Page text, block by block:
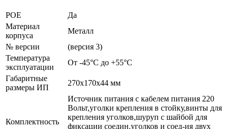
POE
Да
Материал
корпуса
Металл
№ версии
(версия 3)
Температура
эксплуатации
От -45°C до +55°C
Габаритные
размеры ИП
270x170x44 мм
Комплектность
Источник питания с кабелем питания 220
Вольт,уголки крепления в стойку,винты для
крепления уголков,шуруп с шайбой для
фиксации соедин.уголков и соед-ия двух